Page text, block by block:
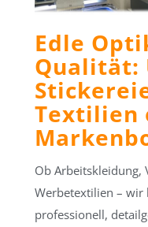
Edle
Qualität:
Textilien
Ob Arbeitskleidung,
Werbetextilien – wir
professionell,